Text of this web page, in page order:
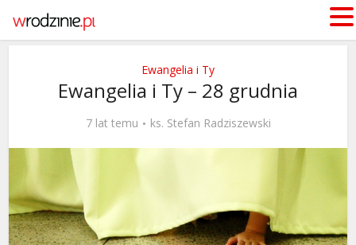
Ewangelia i Ty
Ewangelia i Ty – 28 grudnia
7 lat temu ks. Stefan Radziszewski